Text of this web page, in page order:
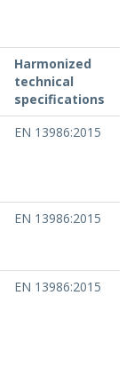
Harmonized
technical
specifications
EN 13986:2015
EN 13986:2015
EN 13986:2015